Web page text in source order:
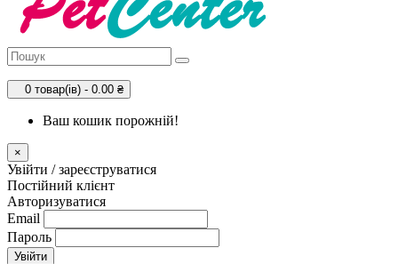
0 товар(ів) - 0.00 ₴
Ваш кошик порожній!
×
Увійти / зареєструватися
Постійний клієнт
Авторизуватися
Email
Пароль
Увійти